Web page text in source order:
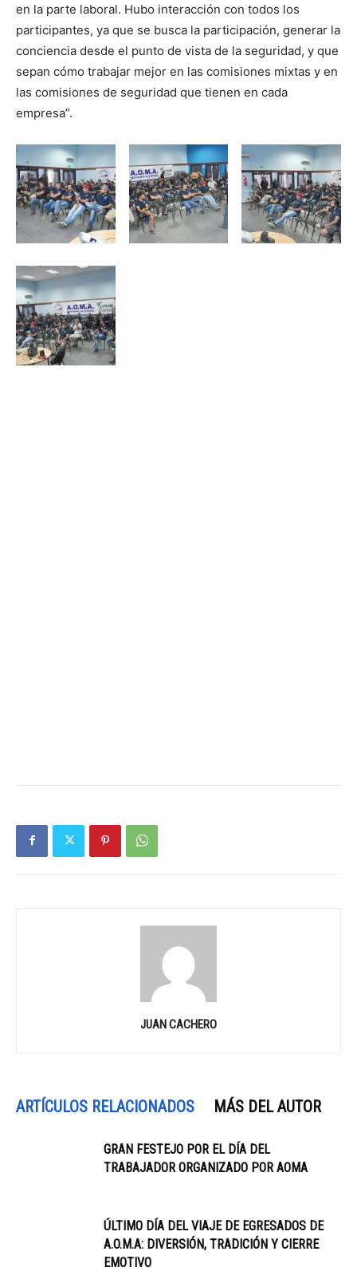
en la parte laboral. Hubo interacción con todos los
participantes, ya que se busca la participación, generar la
conciencia desde el punto de vista de la seguridad, y que
sepan cómo trabajar mejor en las comisiones mixtas y en
las comisiones de seguridad que tienen en cada
empresa”.
JUAN CACHERO
ARTÍCULOS RELACIONADOS MÁS DEL AUTOR
GRAN FESTEJO POR EL DÍA DEL
TRABAJADOR ORGANIZADO POR AOMA
ÚLTIMO DÍA DEL VIAJE DE EGRESADOS DE
A.O.M.A: DIVERSIÓN, TRADICIÓN Y CIERRE
EMOTIVO